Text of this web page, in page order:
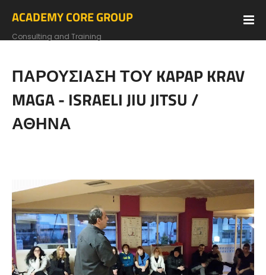
ACADEMY CORE GROUP
Consulting and Training
ΠΑΡΟΥΣΙΑΣΗ ΤΟΥ KAPAP KRAV
MAGA - ISRAELI JIU JITSU /
ΑΘΗΝΑ